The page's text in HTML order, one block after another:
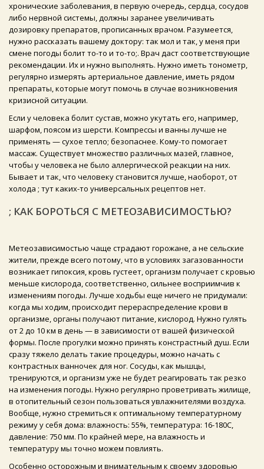
хронические заболевания, в первую очередь, сердца, сосудов
либо нервной системы, должны заранее увеличивать
дозировку препаратов, прописанных врачом. Разумеется,
нужно рассказать вашему доктору: так мол и так, у меня при
смене погоды болит то-то и то-то;. Врач даст соответствующие
рекомендации. Их и нужно выполнять. Нужно иметь тонометр,
регулярно измерять артериальное давление, иметь рядом
препараты, которые могут помочь в случае возникновения
кризисной ситуации.
Если у человека болит сустав, можно укутать его, например,
шарфом, поясом из шерсти. Компрессы и ванны лучше не
применять — сухое тепло; безопаснее. Кому-то помогает
массаж. Существует множество различных мазей, главное,
чтобы у человека не было аллергической реакции на них.
Бывает и так, что человеку становится лучше, наоборот, от
холода ; тут каких-то универсальных рецептов нет.
; КАК БОРОТЬСЯ С МЕТЕОЗАВИСИМОСТЬЮ?
Метеозависимостью чаще страдают горожане, а не сельские
жители, прежде всего потому, что в условиях загазованности
возникает гипоксия, кровь густеет, организм получает с кровью
меньше кислорода, соответственно, сильнее восприимчив к
изменениям погоды. Лучше ходьбы еще ничего не придумали:
когда мы ходим, происходит перераспределение крови в
организме, органы получают питание, кислород. Нужно гулять
от 2 до 10 км в день — в зависимости от вашей физической
формы. После прогулки можно принять констрастный душ. Если
сразу тяжело делать такие процедуры, можно начать с
контрастных ванночек для ног. Сосуды, как мышцы,
тренируются, и организм уже не будет реагировать так резко
на изменения погоды. Нужно регулярно проветривать жилище,
в отопительный сезон пользоваться увлажнителями воздуха.
Вообще, нужно стремиться к оптимальному температурному
режиму у себя дома: влажность: 55%, температура: 16-180C,
давление: 750 мм. По крайней мере, на влажность и
температуру мы точно можем повлиять.
Особенно осторожным и внимательным к своему здоровью